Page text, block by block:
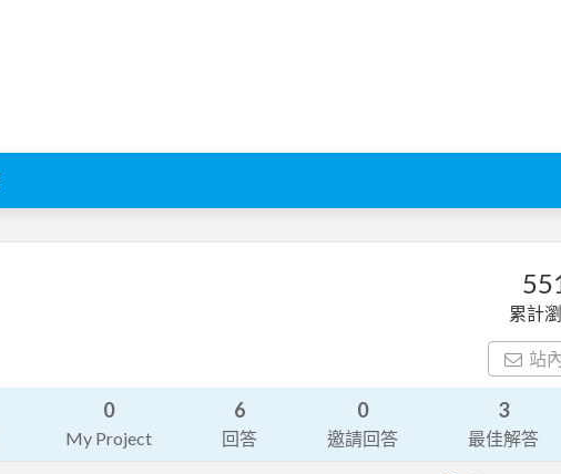
累計
站
0
My Project
6
回答
0
邀請回答
3
最佳解答